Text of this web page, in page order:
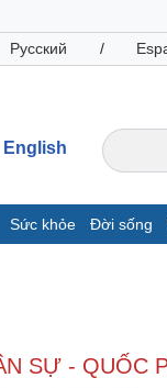
Русский /
English
Sức khỏe Đời sống
Chứng
SỰ - QUỐC